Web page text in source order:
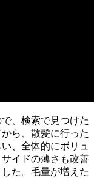
、検索で見つけた
ら、散髪に行った
、全体的にボリュ
イドの薄さも改善
た。毛量が増えた